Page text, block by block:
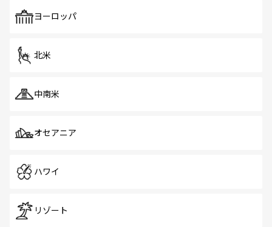
で、ホーカーズは地元の風情を楽しめる外せないスポット
ヨーロッパ
北米
中南米
オセアニア
ハワイ
リゾート